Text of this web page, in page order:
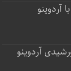
آردوینو